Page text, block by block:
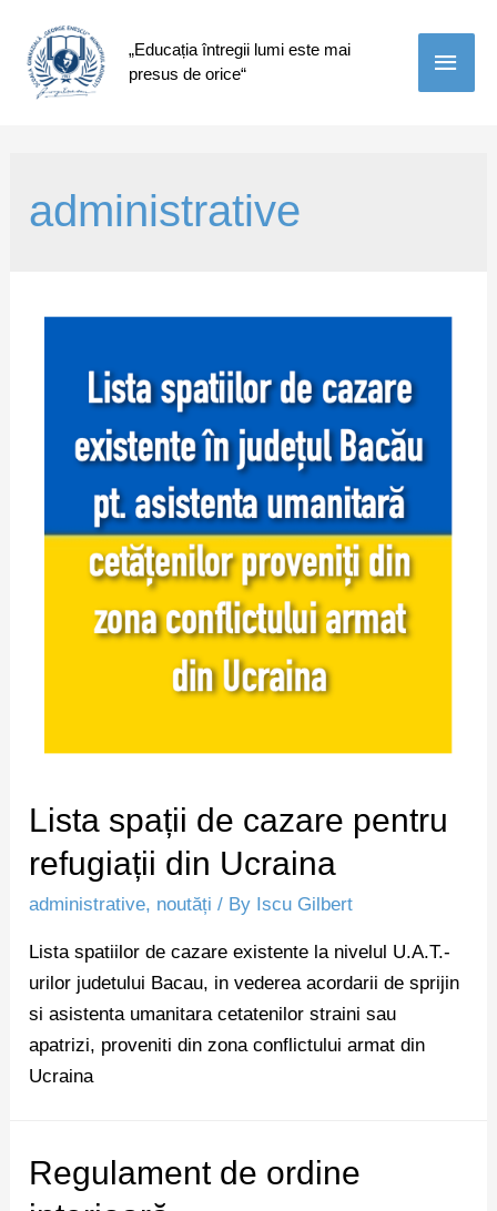
„Educația întregii lumi este mai
presus de orice“
Main
administrative
Lista spații de cazare pentru
refugiații din Ucraina
administrative, noutăți / By Iscu Gilbert
Lista spatiilor de cazare existente la nivelul U.A.T.-
urilor judetului Bacau, in vederea acordarii de sprijin
si asistenta umanitara cetatenilor straini sau
apatrizi, proveniti din zona conflictului armat din
Ucraina
Regulament de ordine